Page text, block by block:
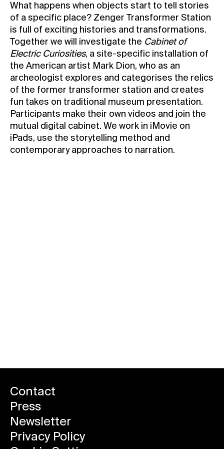
Contact
News
Press
Rentals
Vacancies
What happens when objects start to tell stories
of a specific place? Zenger Transformer Station
is full of exciting histories and transformations.
Together we will investigate the Cabinet of
Electric Curiosities, a site-specific installation of
the American artist Mark Dion, who as an
archeologist explores and categorises the relics
of the former transformer station and creates
fun takes on traditional museum presentation.
Participants make their own videos and join the
mutual digital cabinet. We work in iMovie on
iPads, use the storytelling method and
contemporary approaches to narration.
Contact
Press
Newsletter
Privacy Policy